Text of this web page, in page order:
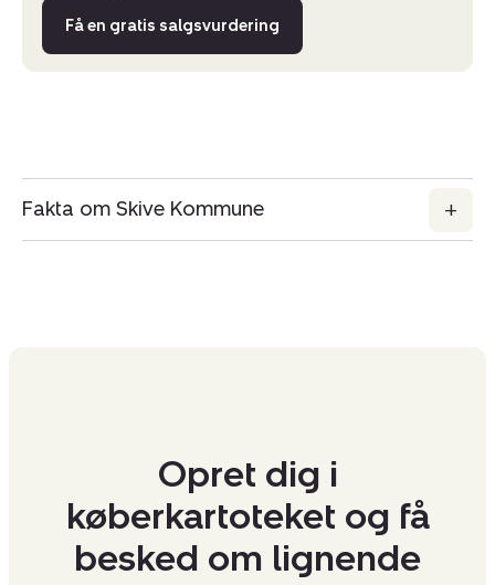
Få en gratis salgsvurdering
Fakta om Skive Kommune
Opret dig i
køberkartoteket og få
besked om lignende